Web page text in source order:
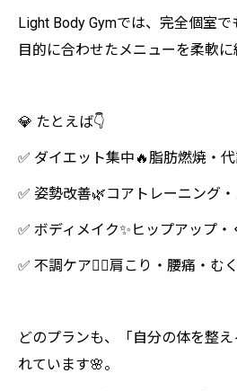
Light Body Gymでは、完全個室で
目的に合わせたメニューを柔軟に
💎 たとえば👇
✅ ダイエット集中🔥脂肪燃焼・
✅ 姿勢改善🌿コアトレーニング
✅ ボディメイク✨ヒップアップ
✅ 不調ケア💆‍♀️肩こり・腰痛・む
どのプランも、「自分の体を整
れています🌸。